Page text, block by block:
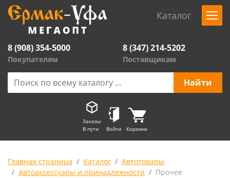
Каталог
8 (908) 354-5000
Покупателям
8 (347) 214-5202
Поставщикам
Заказы
В пути
Войти Корзина
Главная страница Каталог
Автотовары
Автоаксессуары и принадлежности
Прочее